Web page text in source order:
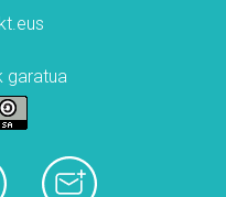
garatua